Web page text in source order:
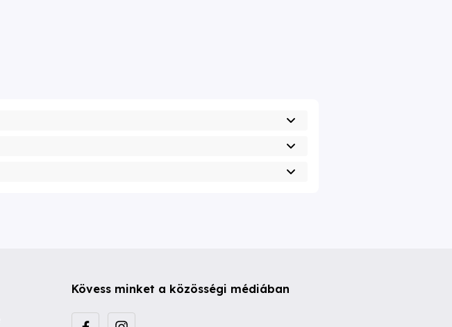
Kövess minket a közösségi médiában